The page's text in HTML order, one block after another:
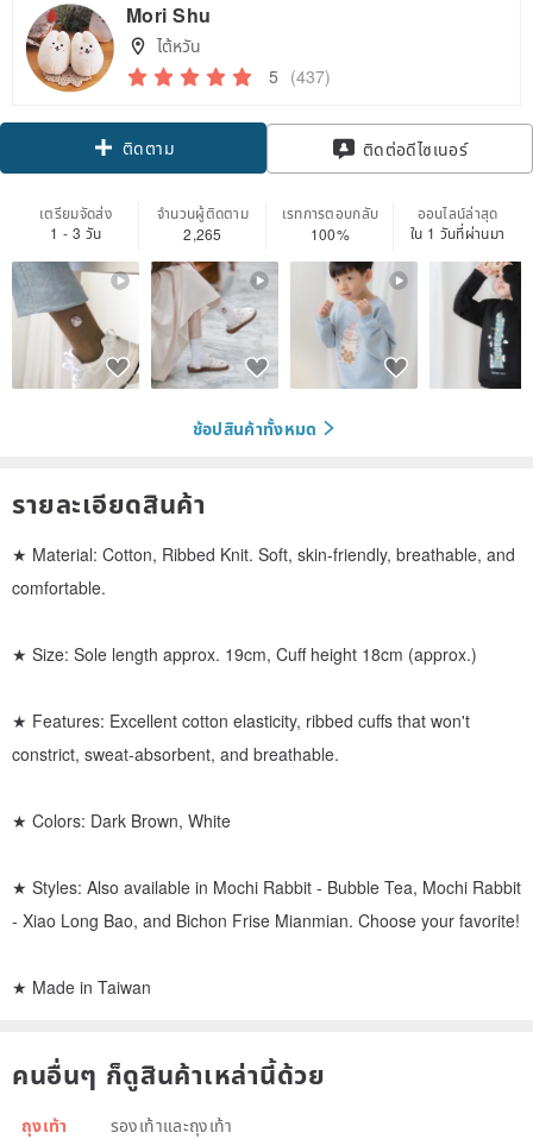
Mori Shu
ไต้หวัน
5 (437)
ติดตาม ติดต่อดีไซเนอร์
เตรียมจัดส่ง
1 - 3 วัน
จำนวนผู้ติดตาม
2,265
เรทการตอบกลับ
100%
ออนไลน์ล่าสุด
ใน 1 วันที่ผ่านมา
ช้อปสินค้าทั้งหมด
รายละเอียดสินค้า
★ Material: Cotton, Ribbed Knit. Soft, skin-friendly, breathable, and
comfortable.
★ Size: Sole length approx. 19cm, Cuff height 18cm (approx.)
★ Features: Excellent cotton elasticity, ribbed cuffs that won't
constrict, sweat-absorbent, and breathable.
★ Colors: Dark Brown, White
★ Styles: Also available in Mochi Rabbit - Bubble Tea, Mochi Rabbit
- Xiao Long Bao, and Bichon Frise Mianmian. Choose your favorite!
★ Made in Taiwan
คนอื่นๆ ก็ดูสินค้าเหล่านี้ด้วย
ถุงเท้า รองเท้าและถุงเท้า